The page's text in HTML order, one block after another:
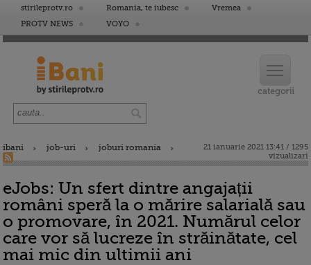
stirileprotv.ro Romania, te iubesc
Vremea
PROTV NEWS
VOYO
ibani job-uri joburi romania
21 ianuarie 2021 13:41 / 1295
vizualizari
eJobs: Un sfert dintre angajații
români speră la o mărire salarială sau
o promovare, în 2021. Numărul celor
care vor să lucreze în străinătate, cel
mai mic din ultimii ani